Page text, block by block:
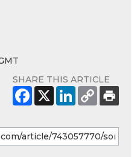
SHARE THIS ARTICLE